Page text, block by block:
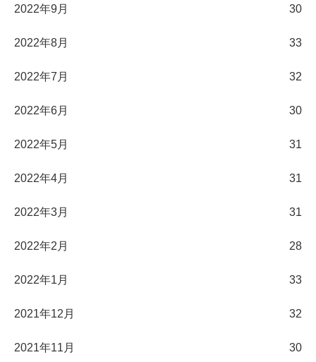
2022年9月 30
2022年8月 33
2022年7月 32
2022年6月 30
2022年5月 31
2022年4月 31
2022年3月 31
2022年2月 28
2022年1月 33
2021年12月 32
2021年11月 30